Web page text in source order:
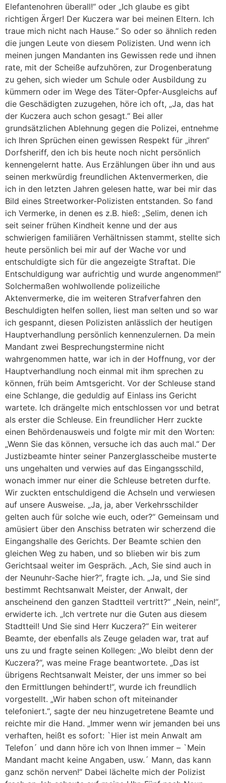
Elefantenohren überall!“ oder „Ich glaube es gibt
richtigen Ärger! Der Kuczera war bei meinen Eltern. Ich
traue mich nicht nach Hause.“ So oder so ähnlich reden
die jungen Leute von diesem Polizisten. Und wenn ich
meinen jungen Mandanten ins Gewissen rede und ihnen
rate, mit der Scheiße aufzuhören, zur Drogenberatung
zu gehen, sich wieder um Schule oder Ausbildung zu
kümmern oder im Wege des Täter-Opfer-Ausgleichs auf
die Geschädigten zuzugehen, höre ich oft, „Ja, das hat
der Kuczera auch schon gesagt.“ Bei aller
grundsätzlichen Ablehnung gegen die Polizei, entnehme
ich Ihren Sprüchen einen gewissen Respekt für „ihren“
Dorfsheriff, den ich bis heute noch nicht persönlich
kennengelernt hatte. Aus Erzählungen über ihn und aus
seinen merkwürdig freundlichen Aktenvermerken, die
ich in den letzten Jahren gelesen hatte, war bei mir das
Bild eines Streetworker-Polizisten entstanden. So fand
ich Vermerke, in denen es z.B. hieß: „Selim, denen ich
seit seiner frühen Kindheit kenne und der aus
schwierigen familiären Verhältnissen stammt, stellte sich
heute persönlich bei mir auf der Wache vor und
entschuldigte sich für die angezeigte Straftat. Die
Entschuldigung war aufrichtig und wurde angenommen!“
Solchermaßen wohlwollende polizeiliche
Aktenvermerke, die im weiteren Strafverfahren den
Beschuldigten helfen sollen, liest man selten und so war
ich gespannt, diesen Polizisten anlässlich der heutigen
Hauptverhandlung persönlich kennenzulernen. Da mein
Mandant zwei Besprechungstermine nicht
wahrgenommen hatte, war ich in der Hoffnung, vor der
Hauptverhandlung noch einmal mit ihm sprechen zu
können, früh beim Amtsgericht. Vor der Schleuse stand
eine Schlange, die geduldig auf Einlass ins Gericht
wartete. Ich drängelte mich entschlossen vor und betrat
als erster die Schleuse. Ein freundlicher Herr zuckte
einen Behördenausweis und folgte mir mit den Worten:
„Wenn Sie das können, versuche ich das auch mal.“ Der
Justizbeamte hinter seiner Panzerglasscheibe musterte
uns ungehalten und verwies auf das Eingangsschild,
wonach immer nur einer die Schleuse betreten durfte.
Wir zuckten entschuldigend die Achseln und verwiesen
auf unsere Ausweise. „Ja, ja, aber Verkehrsschilder
gelten auch für solche wie euch, oder?“ Gemeinsam und
amüsiert über den Anschiss betraten wir scherzend die
Eingangshalle des Gerichts. Der Beamte schien den
gleichen Weg zu haben, und so blieben wir bis zum
Gerichtsaal weiter im Gespräch. „Ach, Sie sind auch in
der Neunuhr-Sache hier?“, fragte ich. „Ja, und Sie sind
bestimmt Rechtsanwalt Meister, der Anwalt, der
anscheinend den ganzen Stadtteil vertritt?“ „Nein, nein!“,
erwiderte ich. „Ich vertrete nur die Guten aus diesem
Stadtteil! Und Sie sind Herr Kuczera?“ Ein weiterer
Beamte, der ebenfalls als Zeuge geladen war, trat auf
uns zu und fragte seinen Kollegen: „Wo bleibt denn der
Kuczera?“, was meine Frage beantwortete. „Das ist
übrigens Rechtsanwalt Meister, der uns immer so bei
den Ermittlungen behindert!“, wurde ich freundlich
vorgestellt. „Wir haben schon oft miteinander
telefoniert.“, sagte der neu hinzugetretene Beamte und
reichte mir die Hand. „Immer wenn wir jemanden bei uns
verhaften, heißt es sofort: `Hier ist mein Anwalt am
Telefon´ und dann höre ich von Ihnen immer – `Mein
Mandant macht keine Angaben, usw.´ Mann, das kann
ganz schön nerven!“ Dabei lächelte mich der Polizist